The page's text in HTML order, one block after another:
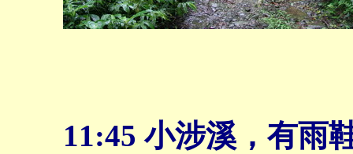
11:45 小涉溪，有雨